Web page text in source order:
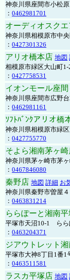
神奈川県座間市小松
： 0462981701
オーディオスク
神奈川県相模原市中
： 0427301326
アリオ橋本店 地図
相模原市緑区大山町
： 0427758531
イオンモール座間
神奈川県座間市広野
： 0462981161
ｿﾌﾄﾊﾞﾝｸアリオ橋
神奈川県相模原市緑
： 0427755770
そよら湘南茅ヶ崎
神奈川県茅ヶ崎市茅
： 0467846080
秦野店 地図 詳細 お
神奈川県秦野市曽屋４
： 0463831214
ららぽーと湘南
平塚市天沼10-1 らら
： 0463204371
ジアウトレット
平塚市大神8丁目1番1
： 0463511581
ラスカ平塚店 地図